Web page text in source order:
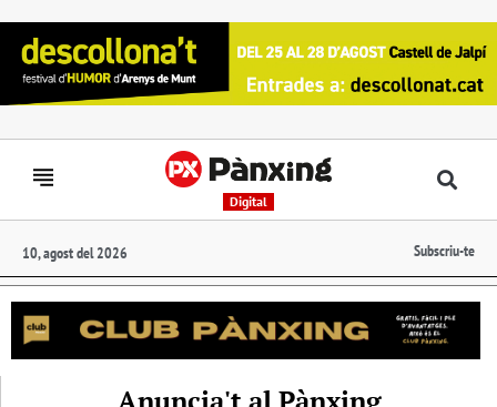
Digital
10, agost del 2026 Subscriu-te